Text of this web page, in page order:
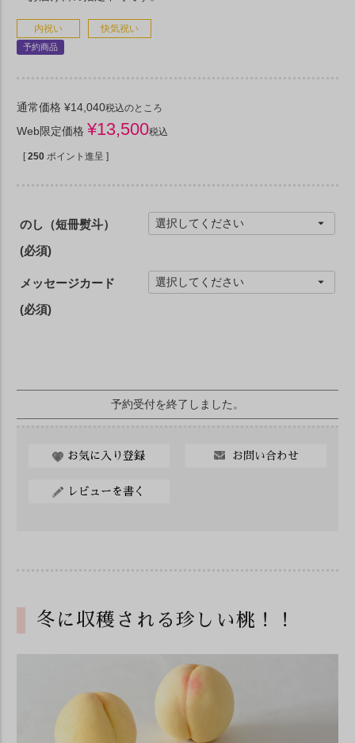
内祝い 快気祝い
予約商品
通常価格 ¥14,040税込のところ
Web限定価格 ¥13,500税込
[ 250 ポイント進呈 ]
のし（短冊熨斗）
(必須)
メッセージカード
(必須)
予約受付を終了しました。
お気に入り登録 お問い合わせ
レビューを書く
冬に収穫される珍しい桃！！